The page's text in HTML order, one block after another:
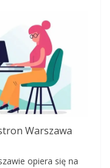
Warszawa
opiera się na